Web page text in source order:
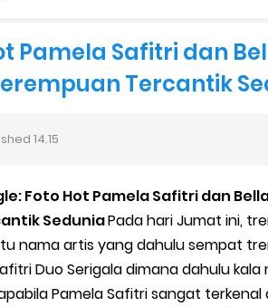
Diterima
Sendiri dan Orang Lain
Driver
Pamela Safitri dan
Tercantik
14.15
Foto Hot Pamela Safitri dan
SeduniaPada hari Jumat ini,
nama artis yang dahulu sempat
Duo Serigala dimana dahulu kala
Pamela Safitri sangat terkenal